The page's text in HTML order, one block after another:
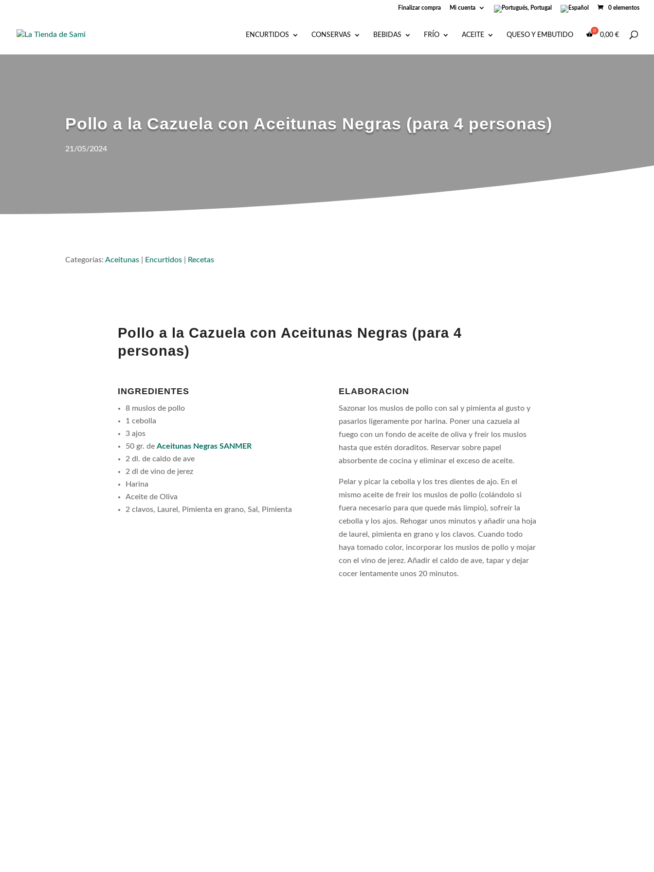
Finalizar compra Mi cuenta 0 elementos
ENCURTIDOS CONSERVAS BEBIDAS FRÍO ACEITE QUESO Y EMBUTIDO 0,00 €
Pollo a la Cazuela con Aceitunas Negras (para 4 personas)
21/05/2024
Categorías:Aceitunas Encurtidos Recetas
Pollo a la Cazuela con Aceitunas Negras (para 4
personas)
INGREDIENTES
8 muslos de pollo
1 cebolla
3 ajos
50 gr. de Aceitunas Negras SANMER
2 dl. de caldo de ave
2 dl de vino de jerez
Harina
Aceite de Oliva
2 clavos, Laurel, Pimienta en grano, Sal, Pimienta
ELABORACION
Sazonar los muslos de pollo con sal y pimienta al gusto y
pasarlos ligeramente por harina. Poner una cazuela al
fuego con un fondo de aceite de oliva y freír los muslos
hasta que estén doraditos. Reservar sobre papel
absorbente de cocina y eliminar el exceso de aceite.
Pelar y picar la cebolla y los tres dientes de ajo. En el
mismo aceite de freír los muslos de pollo (colándolo si
fuera necesario para que quede más limpio), sofreír la
cebolla y los ajos. Rehogar unos minutos y añadir una hoja
de laurel, pimienta en grano y los clavos. Cuando todo
haya tomado color, incorporar los muslos de pollo y mojar
con el vino de jerez. Añadir el caldo de ave, tapar y dejar
cocer lentamente unos 20 minutos.